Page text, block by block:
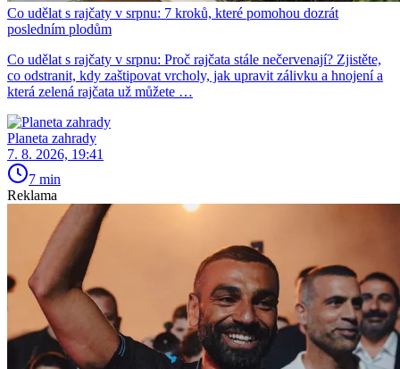
Co udělat s rajčaty v srpnu: 7 kroků, které pomohou dozrát
posledním plodům
Co udělat s rajčaty v srpnu: Proč rajčata stále nečervenají? Zjistěte,
co odstranit, kdy zaštipovat vrcholy, jak upravit zálivku a hnojení a
která zelená rajčata už můžete …
Planeta zahrady
7. 8. 2026, 19:41
7 min
Reklama